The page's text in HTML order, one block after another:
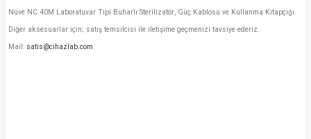
Nüve NC 40M Laboratuvar Tipi Buharlı Sterilizatör, Güç Kablosu ve Kullanma Kitapçığı.
Diğer aksesuarlar için; satış temsilcisi ile iletişime geçmenizi tavsiye ederiz.
Mail: satis@cihazlab.com